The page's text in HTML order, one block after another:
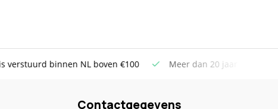
binnen NL boven €100 Meer dan 20 jaar Telecom
Contactgegevens